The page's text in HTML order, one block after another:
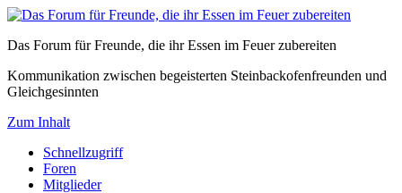
Das Forum für Freunde, die ihr Essen im Feuer zubereiten
Kommunikation zwischen begeisterten Steinbackofenfreunden und
Gleichgesinnten
Zum Inhalt
Schnellzugriff
Foren
Mitglieder